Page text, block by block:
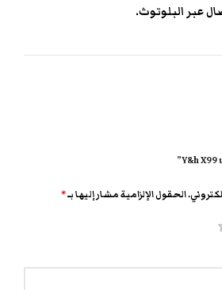
عبر البلوتوث.
الحقول الإلزامية مشار إليها بـ*